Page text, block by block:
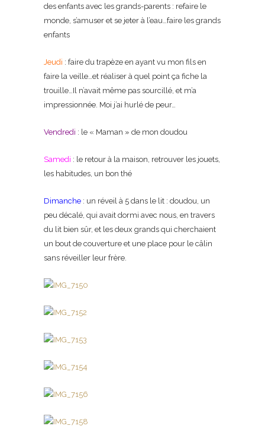
des enfants avec les grands-parents : refaire le
monde, s’amuser et se jeter à l’eau…faire les grands
enfants
Jeudi : faire du trapèze en ayant vu mon fils en
faire la veille…et réaliser à quel point ça fiche la
trouille…Il n’avait même pas sourcillé, et m’a
impressionnée. Moi j’ai hurlé de peur…
Vendredi : le « Maman » de mon doudou
Samedi : le retour à la maison, retrouver les jouets,
les habitudes, un bon thé
Dimanche : un réveil à 5 dans le lit : doudou, un
peu décalé, qui avait dormi avec nous, en travers
du lit bien sûr, et les deux grands qui cherchaient
un bout de couverture et une place pour le câlin
sans réveiller leur frère.